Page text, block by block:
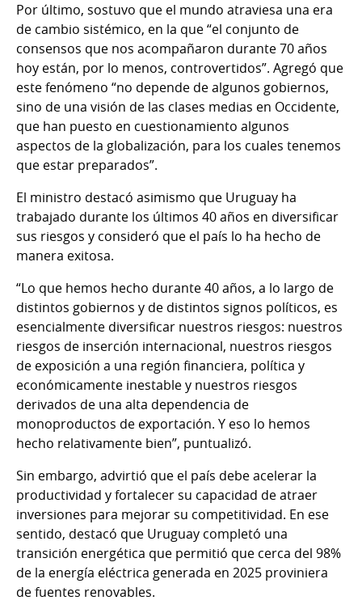
Por último, sostuvo que el mundo atraviesa una era
de cambio sistémico, en la que “el conjunto de
consensos que nos acompañaron durante 70 años
hoy están, por lo menos, controvertidos”. Agregó que
este fenómeno “no depende de algunos gobiernos,
sino de una visión de las clases medias en Occidente,
que han puesto en cuestionamiento algunos
aspectos de la globalización, para los cuales tenemos
que estar preparados”.
El ministro destacó asimismo que Uruguay ha
trabajado durante los últimos 40 años en diversificar
sus riesgos y consideró que el país lo ha hecho de
manera exitosa.
“Lo que hemos hecho durante 40 años, a lo largo de
distintos gobiernos y de distintos signos políticos, es
esencialmente diversificar nuestros riesgos: nuestros
riesgos de inserción internacional, nuestros riesgos
de exposición a una región financiera, política y
económicamente inestable y nuestros riesgos
derivados de una alta dependencia de
monoproductos de exportación. Y eso lo hemos
hecho relativamente bien”, puntualizó.
Sin embargo, advirtió que el país debe acelerar la
productividad y fortalecer su capacidad de atraer
inversiones para mejorar su competitividad. En ese
sentido, destacó que Uruguay completó una
transición energética que permitió que cerca del 98%
de la energía eléctrica generada en 2025 proviniera
de fuentes renovables.